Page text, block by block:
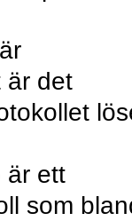
är det
är ett
som